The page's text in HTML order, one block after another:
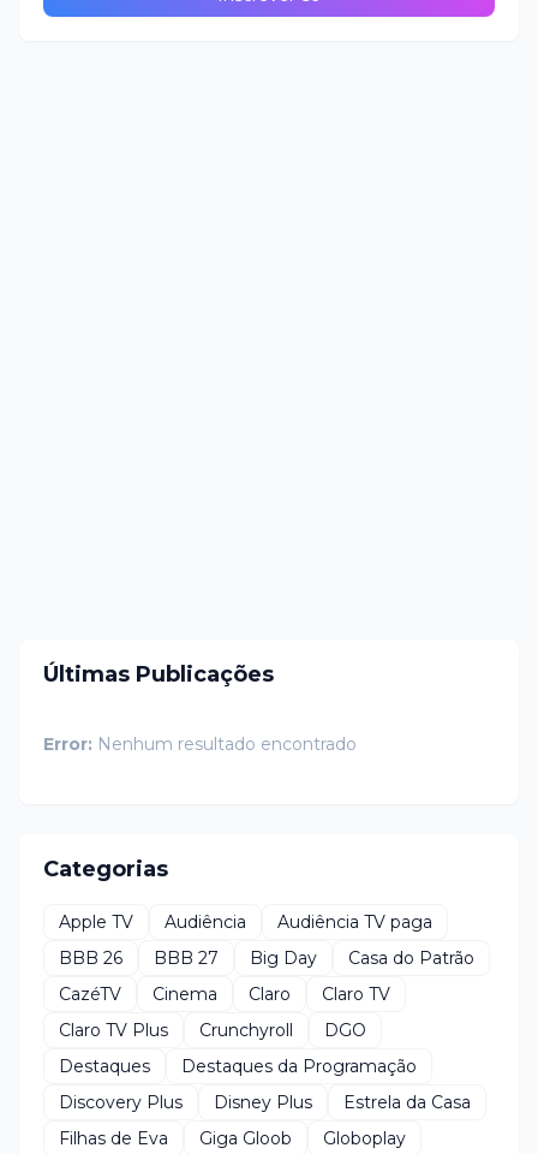
Últimas Publicações
Error: Nenhum resultado encontrado
Categorias
Apple TV Audiência
Audiência TV paga
BBB 26
BBB 27 Big Day
Casa do Patrão
CazéTV
Cinema Claro
Claro TV
Claro TV Plus
Crunchyroll
DGO
Destaques
Destaques da Programação
Discovery Plus
Disney Plus
Estrela da Casa
Filhas de Eva
Giga Gloob
Globoplay